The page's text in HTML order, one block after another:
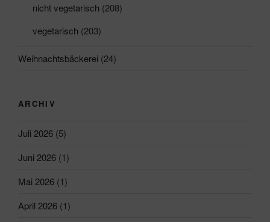
nicht vegetarisch (208)
vegetarisch (203)
Weihnachtsbäckerei (24)
ARCHIV
Juli 2026 (5)
Juni 2026 (1)
Mai 2026 (1)
April 2026 (1)